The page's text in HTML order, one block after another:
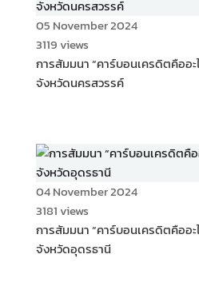
05 November 2024
3119 views
การสัมมนา “คาร์บอนเครดิตคืออะ
จังหวัดนครสวรรค์
04 November 2024
3181 views
การสัมมนา “คาร์บอนเครดิตคืออะ
จังหวัดอุดรธานี